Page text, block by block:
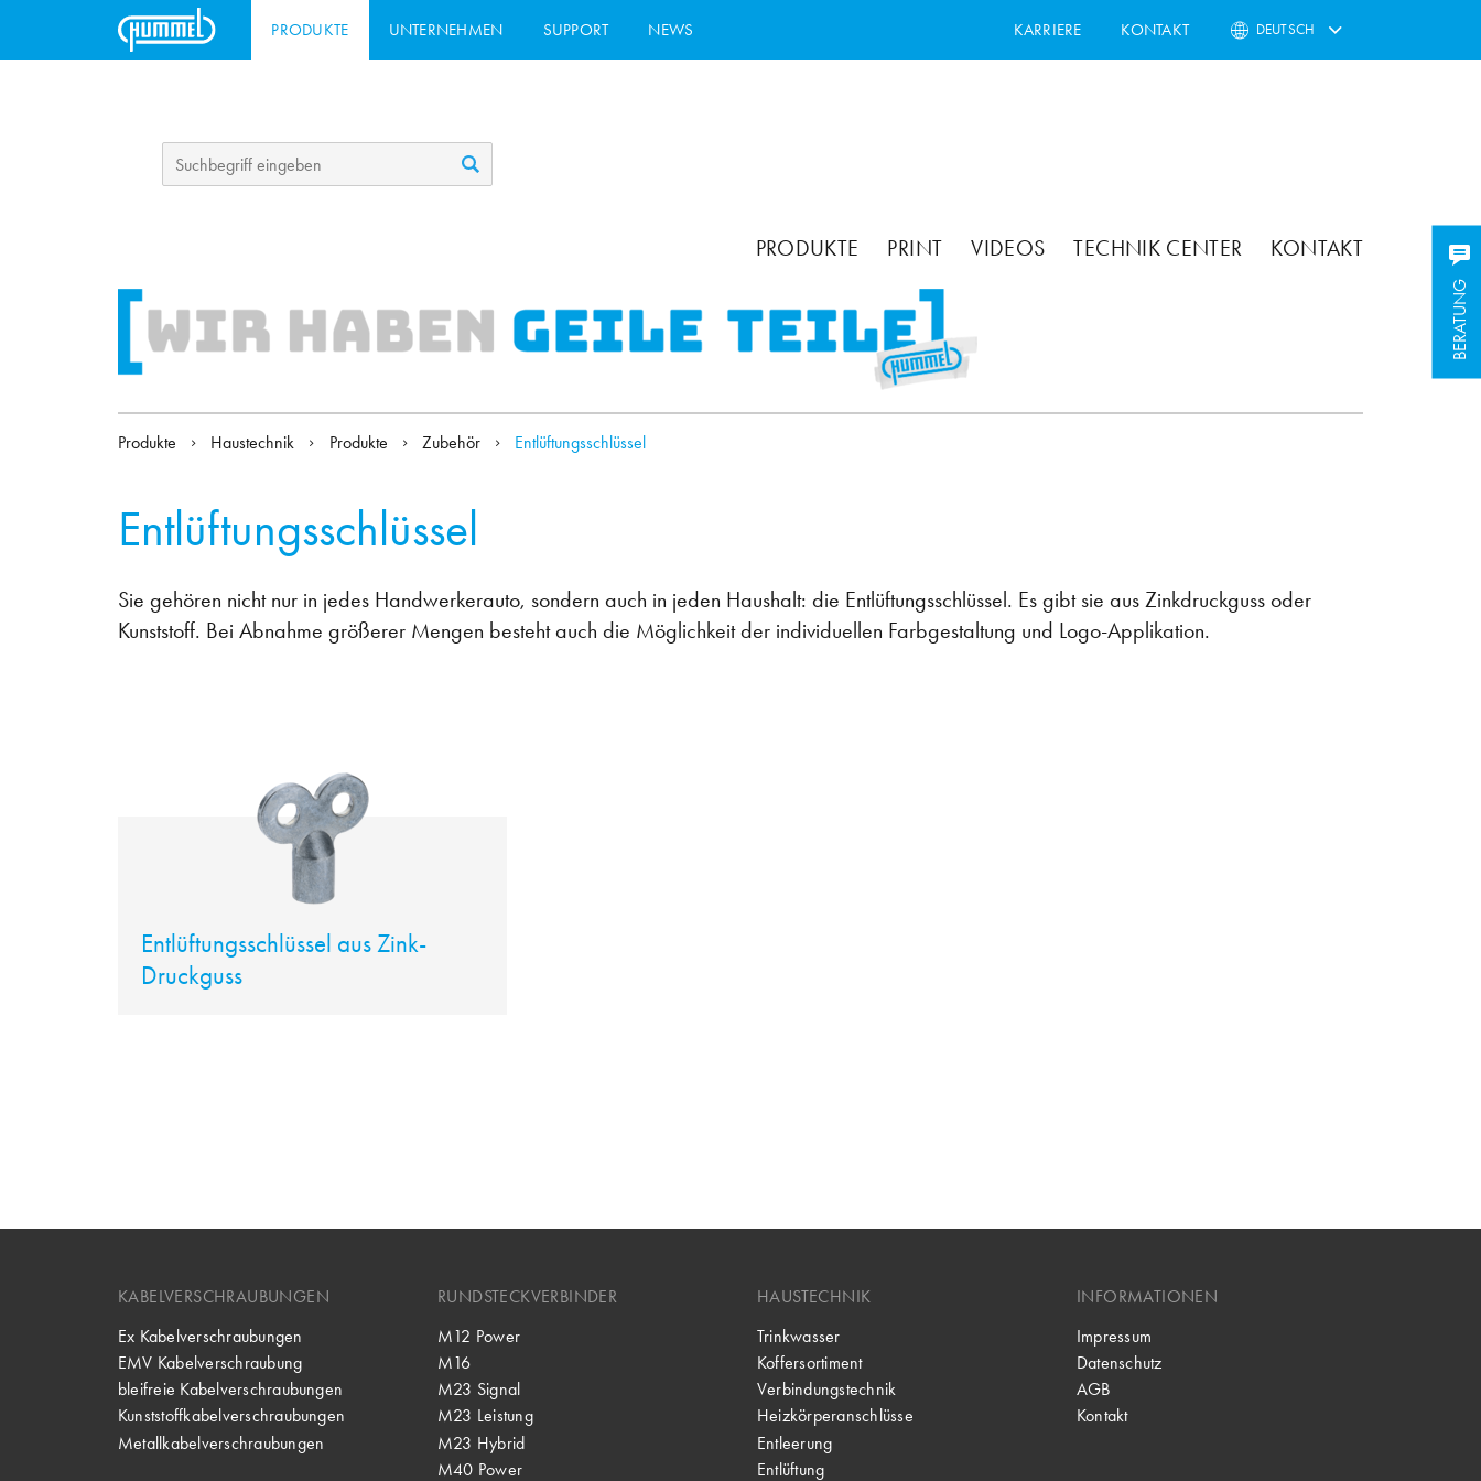
PRODUKTE UNTERNEHMEN SUPPORT NEWS KARRIERE KONTAKT DEUTSCH
PRODUKTE PRINT VIDEOS TECHNIK CENTER KONTAKT
BERATUNG
Produkte Haustechnik Produkte Zubehör Entlüftungsschlüssel
Entlüftungsschlüssel
Sie gehören nicht nur in jedes Handwerkerauto, sondern auch in jeden Haushalt: die Entlüftungsschlüssel. Es gibt sie aus Zinkdruckguss oder
Kunststoff. Bei Abnahme größerer Mengen besteht auch die Möglichkeit der individuellen Farbgestaltung und Logo-Applikation.
Entlüftungsschlüssel aus Zink-
Druckguss
KABELVERSCHRAUBUNGEN
Ex Kabelverschraubungen
EMV Kabelverschraubung
bleifreie Kabelverschraubungen
Kunststoffkabelverschraubungen
Metallkabelverschraubungen
RUNDSTECKVERBINDER
M12 Power
M16
M23 Signal
M23 Leistung
M23 Hybrid
M40 Power
HAUSTECHNIK
Trinkwasser
Koffersortiment
Verbindungstechnik
Heizkörperanschlüsse
Entleerung
Entlüftung
INFORMATIONEN
Impressum
Datenschutz
AGB
Kontakt